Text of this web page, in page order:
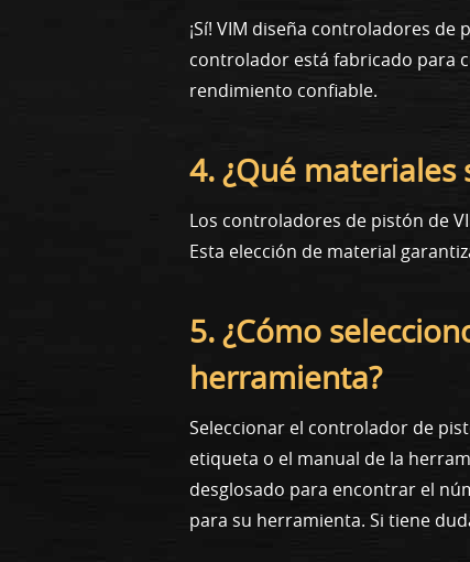
¡Sí! VIM diseña controladores
controlador está fabricado para
rendimiento confiable.
4. ¿Qué
Los controladores de pistón de
Esta elección de material
5. ¿Cómo
herramienta?
Seleccionar el controlador de
etiqueta o el manual de la
desglosado para encontrar el
para su herramienta. Si tiene